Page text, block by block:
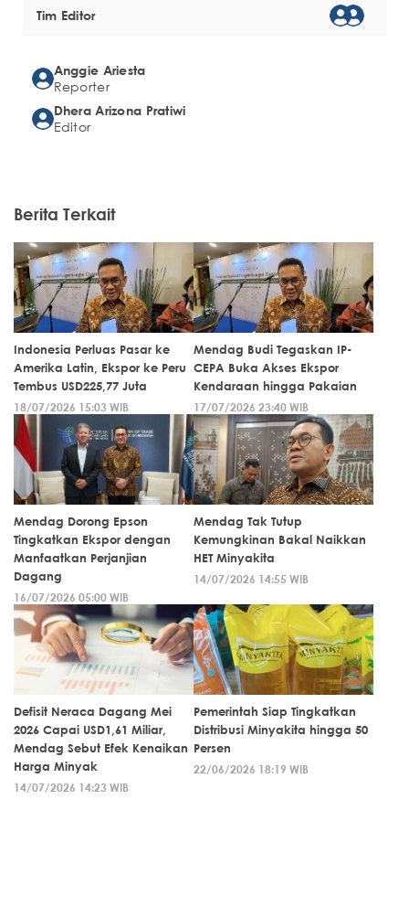
Tim Editor
Anggie Ariesta
Reporter
Dhera Arizona Pratiwi
Editor
Berita Terkait
Indonesia Perluas Pasar ke
Amerika Latin, Ekspor ke Peru
Tembus USD225,77 Juta
18/07/2026 15:03 WIB
Mendag Budi Tegaskan IP-
CEPA Buka Akses Ekspor
Kendaraan hingga Pakaian
17/07/2026 23:40 WIB
Mendag Dorong Epson
Tingkatkan Ekspor dengan
Manfaatkan Perjanjian
Dagang
16/07/2026 05:00 WIB
Mendag Tak Tutup
Kemungkinan Bakal Naikkan
HET Minyakita
14/07/2026 14:55 WIB
Defisit Neraca Dagang Mei
2026 Capai USD1,61 Miliar,
Mendag Sebut Efek Kenaikan
Harga Minyak
14/07/2026 14:23 WIB
Pemerintah Siap Tingkatkan
Distribusi Minyakita hingga 50
Persen
22/06/2026 18:19 WIB